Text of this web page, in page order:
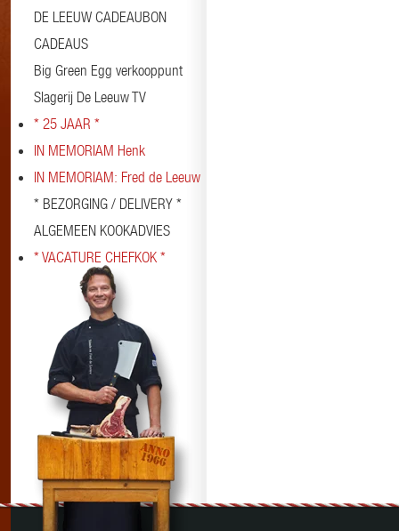
DE LEEUW CADEAUBON
CADEAUS
Big Green Egg verkooppunt
Slagerij De Leeuw TV
* 25 JAAR *
IN MEMORIAM Henk
IN MEMORIAM: Fred de Leeuw
* BEZORGING / DELIVERY *
ALGEMEEN KOOKADVIES
* VACATURE CHEFKOK *